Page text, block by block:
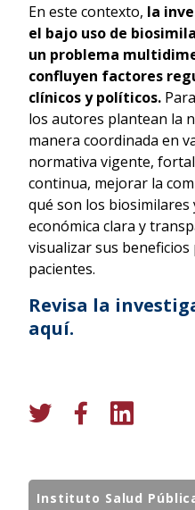
En este contexto, la
el bajo uso de
un problema
confluyen factores
clínicos y políticos.
los autores plantean la
manera coordinada en
normativa vigente,
continua, mejorar la
qué son los biosimilares
económica clara y
visualizar sus beneficios
pacientes.
Revisa la
aquí.
Instituto Salud